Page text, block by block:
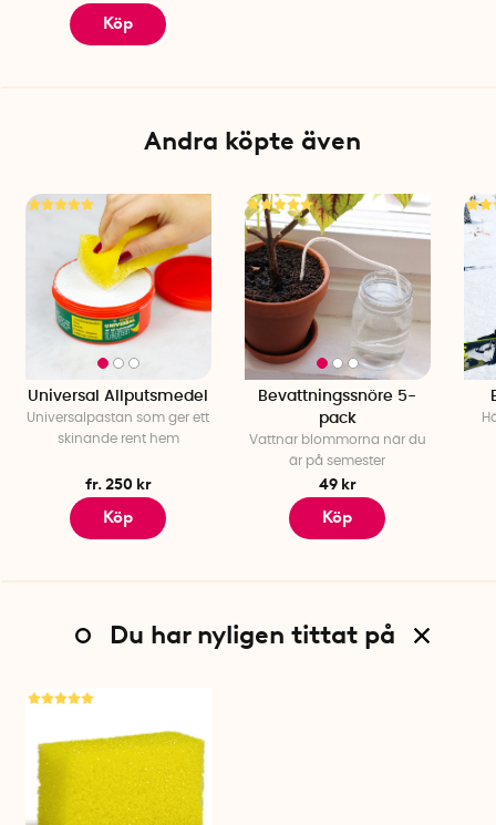
Köp
Andra köpte även
Universal Allputsmedel
Universalpastan som ger ett
skinande rent hem
fr. 250 kr
Köp
Bevattningssnöre 5-
pack
Vattnar blommorna när du
är på semester
49 kr
Köp
Du har nyligen tittat på